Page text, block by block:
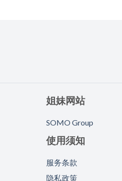
姐妹网站
SOMO Group
使用须知
服务条款
隐私政策